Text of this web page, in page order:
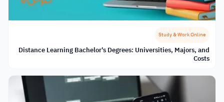
Study & Work Online
Distance Learning Bachelor's Degrees: Universities, Majors, and
Costs